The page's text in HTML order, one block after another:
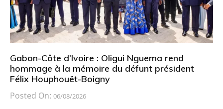
Gabon-Côte d’Ivoire : Oligui Nguema rend
hommage à la mémoire du défunt président
Félix Houphouët-Boigny
Posted On: 06/08/2026